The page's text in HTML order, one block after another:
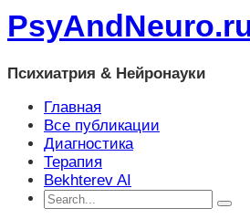
Психиатрия & Нейронауки
Главная
Все публикации
Диагностика
Терапия
Bekhterev AI